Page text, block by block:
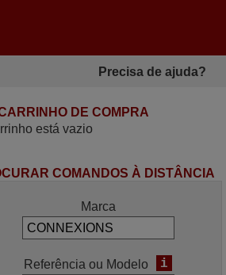
Precisa de ajuda?
DE COMPRA
está vazio
COMANDOS À DISTÂNCIA
Marca
Referência ou Modelo i